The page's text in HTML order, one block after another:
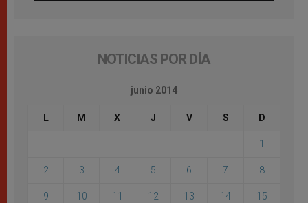
NOTICIAS POR DÍA
junio 2014
L M X J V S D
1
2 3 4 5 6 7 8
9 10 11 12 13 14 15